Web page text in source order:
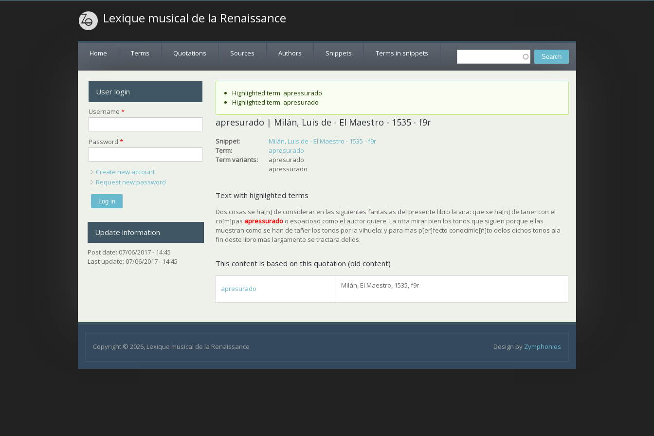
Lexique musical de la Renaissance
Search
Home Terms Quotations Sources Authors Snippets Terms in snippets
Status message
Highlighted term: apressurado
Highlighted term: apresurado
apresurado | Milán, Luis de - El Maestro - 1535 - f9r
Snippet:
Milán, Luis de - El Maestro - 1535 - f9r
Term:
apresurado
Term variants:
apresurado
apressurado
Text with highlighted terms
Dos cosas se ha[n] de considerar en las siguientes fantasias del presente libro la vna: que se ha[n] de tañer con el
co[m]pas apressurado o espacioso como el auctor quiere. La otra mirar bien los tonos que siguen porque ellas
muestran como se han de tañer los tonos por la vihuela: y para mas p[er]fecto conocimie[n]to delos dichos tonos ala
fin deste libro mas largamente se tractara dellos.
This content is based on this quotation (old content)
apresurado Milán, El Maestro, 1535, f9r
User login
Username*
Password*
Create new account
Request new password
Update information
Post date: 07/06/2017 - 14:45
Last update: 07/06/2017 - 14:45
Copyright © 2026, Lexique musical de la Renaissance Design by Zymphonies